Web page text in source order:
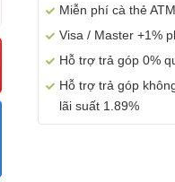
Miễn phí cà thẻ ATM
Visa / Master +1%
Hỗ trợ trả góp 0%
Hỗ trợ trả góp
lãi suất 1.89%